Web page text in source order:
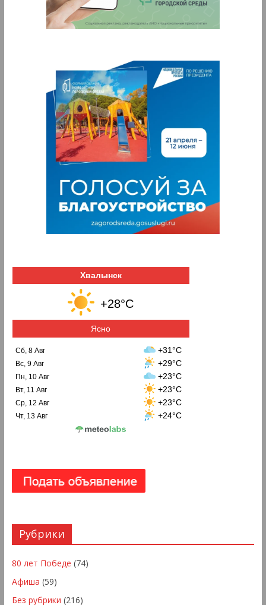
Хвалынск
+28°C
Ясно
Сб, 8 Авг +31°C
Вс, 9 Авг +29°C
Пн, 10 Авг +23°C
Вт, 11 Авг +23°C
Ср, 12 Авг +23°C
Чт, 13 Авг +24°C
Рубрики
80 лет Победе (74)
Афиша (59)
Без рубрики (216)